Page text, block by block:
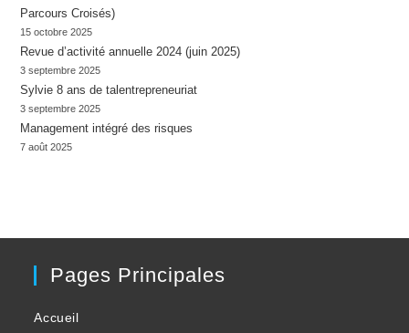
Parcours Croisés)
15 octobre 2025
Revue d’activité annuelle 2024 (juin 2025)
3 septembre 2025
Sylvie 8 ans de talentrepreneuriat
3 septembre 2025
Management intégré des risques
7 août 2025
Pages Principales
Accueil